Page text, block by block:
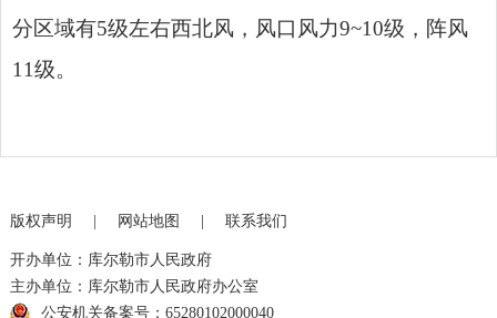
分区域有5级左右西北风，风口风力9~10级，阵风
11级。
版权声明 | 网站地图 | 联系我们
开办单位：库尔勒市人民政府
主办单位：库尔勒市人民政府办公室
公安机关备案号：65280102000040